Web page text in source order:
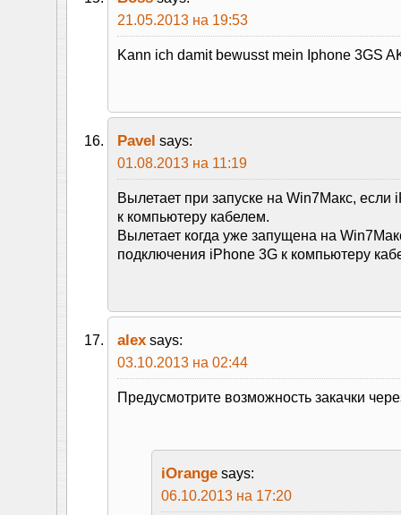
21.05.2013 на 19:53
Kann ich damit bewusst mein Iphone 3GS
Pavel says:
01.08.2013 на 11:19
Вылетает при запуске на Win7Макс, если
к компьютеру кабелем.
Вылетает когда уже запущена на
подключения iPhone 3G к компьютеру
alex says:
03.10.2013 на 02:44
Предусмотрите возможность закачки
iOrange says:
06.10.2013 на 17:20